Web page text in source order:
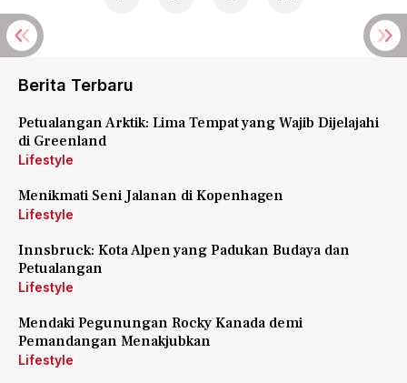
Berita Terbaru
Petualangan Arktik: Lima Tempat yang Wajib Dijelajahi
di Greenland
Lifestyle
Menikmati Seni Jalanan di Kopenhagen
Lifestyle
Innsbruck: Kota Alpen yang Padukan Budaya dan
Petualangan
Lifestyle
Mendaki Pegunungan Rocky Kanada demi
Pemandangan Menakjubkan
Lifestyle